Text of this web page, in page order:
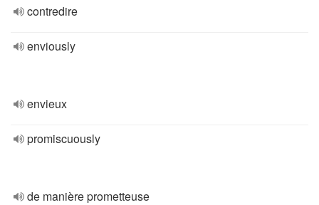
contredire
enviously
envieux
promiscuously
de manière prometteuse